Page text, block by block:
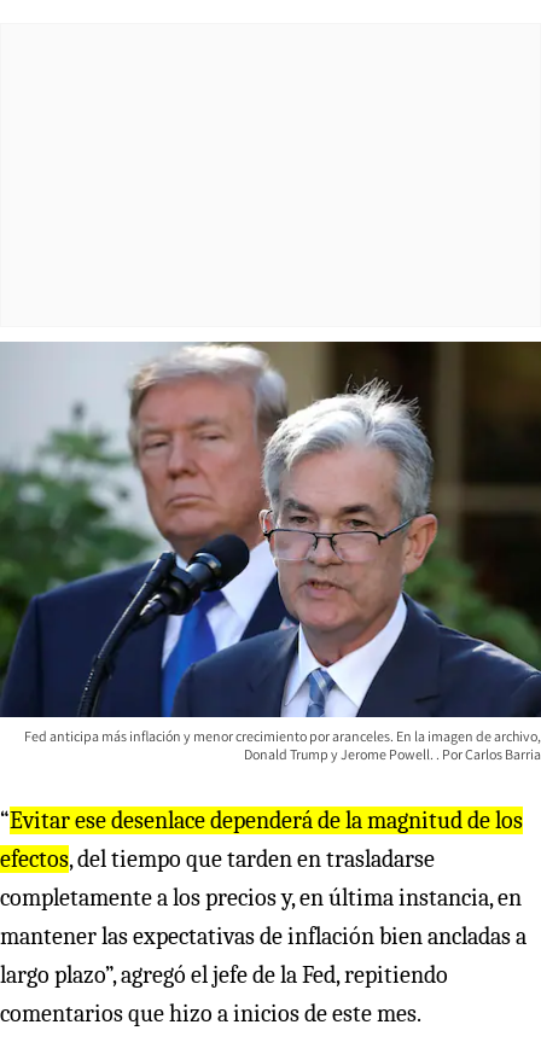
Fed anticipa más inflación y menor crecimiento por aranceles. En la imagen de archivo,
Donald Trump y Jerome Powell.
Carlos Barria
“Evitar ese desenlace dependerá de la magnitud de los
efectos, del tiempo que tarden en trasladarse
completamente a los precios y, en última instancia, en
mantener las expectativas de inflación bien ancladas a
largo plazo”, agregó el jefe de la Fed, repitiendo
comentarios que hizo a inicios de este mes.